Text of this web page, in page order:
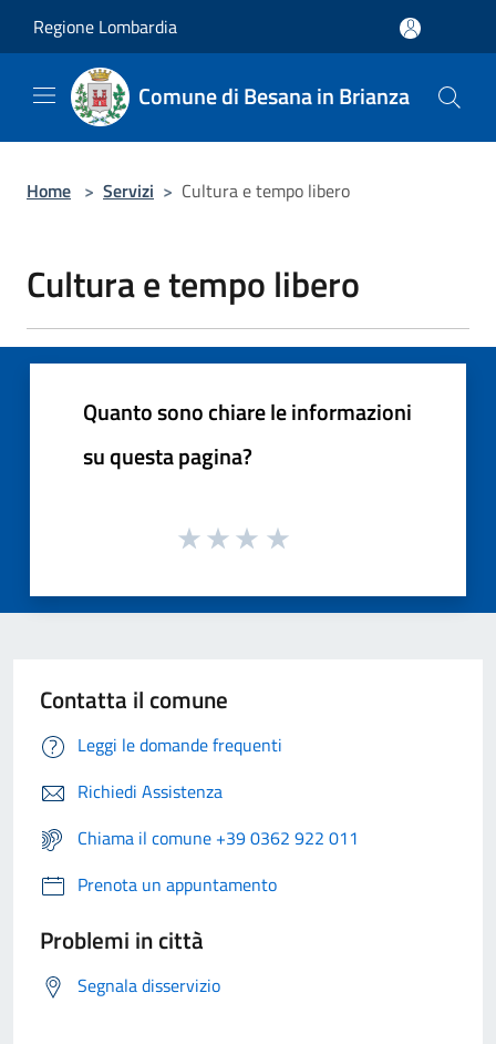
Regione Lombardia
Comune di Besana in Brianza
Home > Servizi > Cultura e tempo libero
Cultura e tempo libero
Quanto sono chiare le informazioni
su questa pagina?
Contatta il comune
Leggi le domande frequenti
Richiedi Assistenza
Chiama il comune +39 0362 922 011
Prenota un appuntamento
Problemi in città
Segnala disservizio